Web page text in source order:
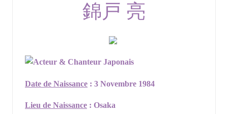
錦戸 亮
Acteur & Chanteur Japonais
Date de Naissance : 3 Novembre 1984
Lieu de Naissance : Osaka